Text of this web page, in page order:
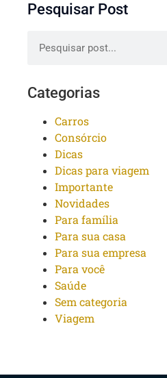
Pesquisar Post
Categorias
Carros
Consórcio
Dicas
Dicas para viagem
Importante
Novidades
Para família
Para sua casa
Para sua empresa
Para você
Saúde
Sem categoria
Viagem